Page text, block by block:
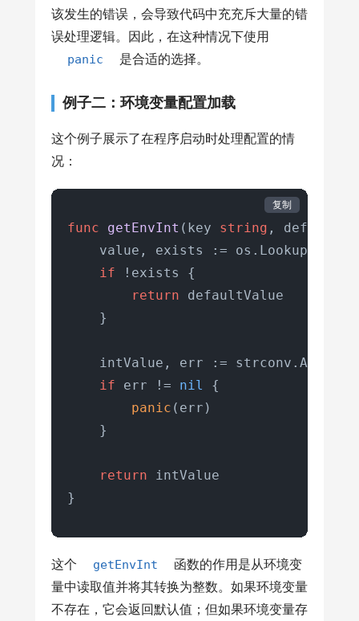
该发生的错误，会导致代码中充充斥大量的错
误处理逻辑。因此，在这种情况下使用
panic 是合适的选择。
例子二：环境变量配置加载
这个例子展示了在程序启动时处理配置的情
况：
func getEnvInt (key string ,
value, exists :=
if !exists {
return defaultValue
    }
intValue, err :=
if err != nil
{
panic (err)
    }
return intValue
}
复制
这个 getEnvInt
函数的作用是从环境变
量中读取值并将其转换为整数。如果环境变量
不存在，它会返回默认值；但如果环境变量存